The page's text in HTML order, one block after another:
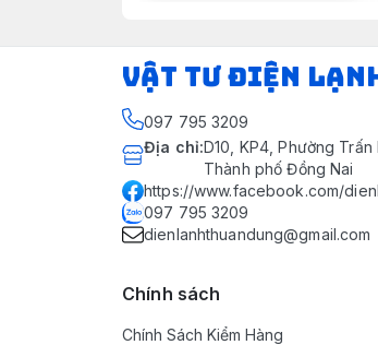
VẬT TƯ ĐIỆN
097 795 3209
Địa chỉ:D10, KP4, Phường
Thành phố Đồng Nai
https://www.facebook.com/
097 795 3209
dienlanhthuandung@gmail.com
Chính sách
Chính Sách Kiểm Hàng